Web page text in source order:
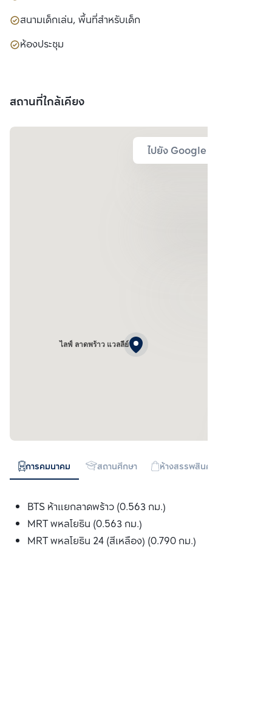
สนามเด็กเล่น, พื้นที่สำหรับเด็ก
ห้องประชุม
สถานที่ใกล้เคียง
ไปยัง Google Map
ไลฟ์ ลาดพร้าว แวลลีย์
การคมนาคม สถานศึกษา ห้างสรรพสินค้า
BTS ห้าแยกลาดพร้าว (0.563 กม.)
MRT พหลโยธิน (0.563 กม.)
MRT พหลโยธิน 24 (สีเหลือง) (0.790 กม.)